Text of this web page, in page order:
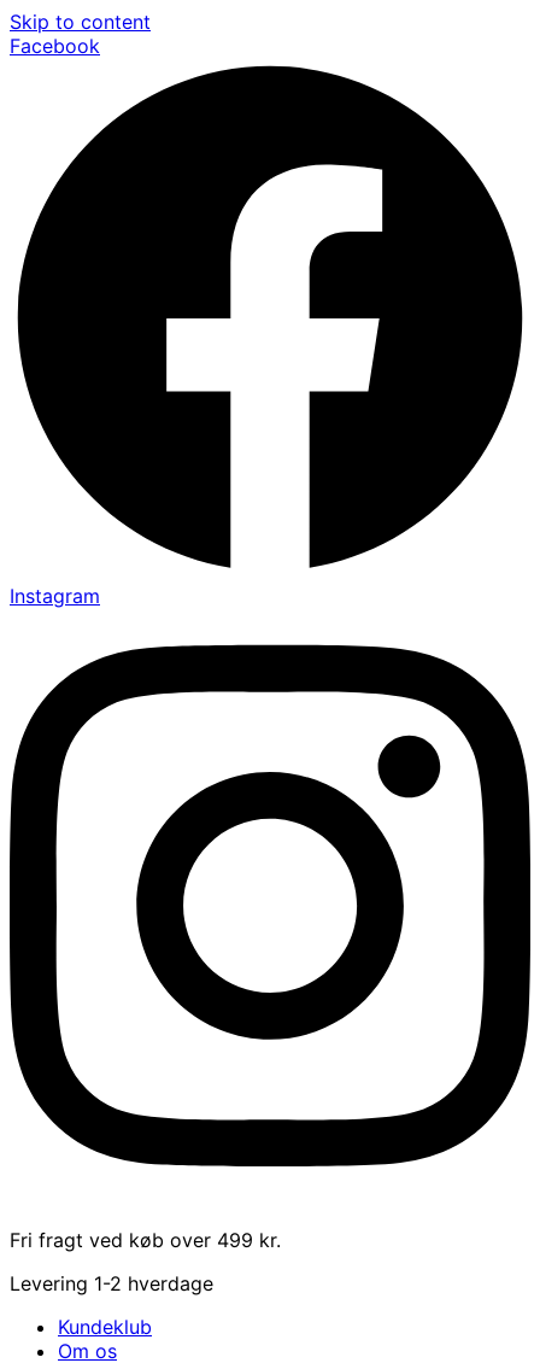
Skip to content
Facebook
Instagram
Fri fragt ved køb over 499 kr.
Levering 1-2 hverdage
Kundeklub
Om os